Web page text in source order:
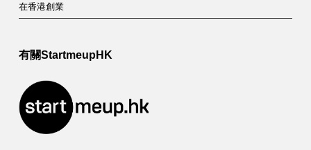
在香港創業
有關StartmeupHK